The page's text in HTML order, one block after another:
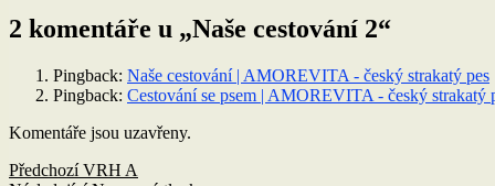
2 komentáře u „Naše cestování 2“
Pingback: Naše cestování | AMOREVITA - český strakatý pes
Pingback: Cestování se psem | AMOREVITA - český strakatý
Komentáře jsou uzavřeny.
Navigace
Předchozí Předchozí
VRH A